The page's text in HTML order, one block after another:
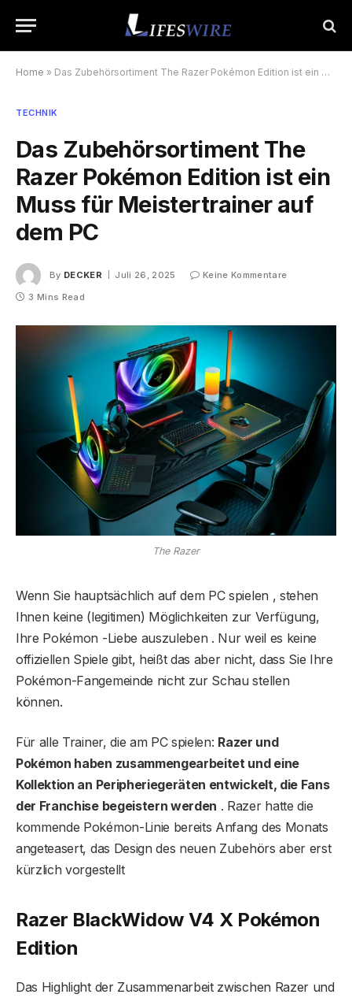
Home » Das Zubehörsortiment The Razer Pokémon Edition ist ein Muss für Meistertrainer auf dem PC
TECHNIK
Das Zubehörsortiment The
Razer Pokémon Edition ist ein
Muss für Meistertrainer auf
dem PC
By DECKER Juli 26, 2025
Keine Kommentare
3 Mins Read
The Razer
Wenn Sie hauptsächlich auf dem PC spielen , stehen
Ihnen keine (legitimen) Möglichkeiten zur Verfügung,
Ihre Pokémon -Liebe auszuleben . Nur weil es keine
offiziellen Spiele gibt, heißt das aber nicht, dass Sie Ihre
Pokémon-Fangemeinde nicht zur Schau stellen
können.
Für alle Trainer, die am PC spielen: Razer und
Pokémon haben zusammengearbeitet und eine
Kollektion an Peripheriegeräten entwickelt, die Fans
der Franchise begeistern werden . Razer hatte die
kommende Pokémon-Linie bereits Anfang des Monats
angeteasert, das Design des neuen Zubehörs aber erst
kürzlich vorgestellt
Razer BlackWidow V4 X Pokémon
Edition
Das Highlight der Zusammenarbeit zwischen Razer und